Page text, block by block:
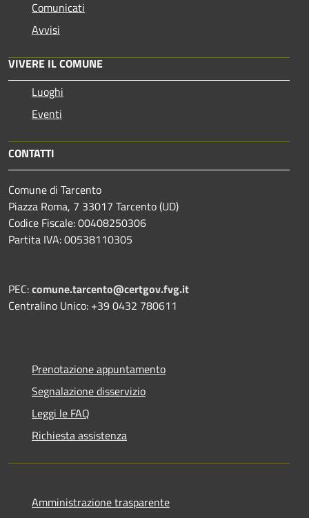
Comunicati
Avvisi
VIVERE IL COMUNE
Luoghi
Eventi
CONTATTI
Comune di Tarcento
Piazza Roma, 7 33017 Tarcento (UD)
Codice Fiscale: 00408250306
Partita IVA: 00538110305
PEC:comune.tarcento@certgov.fvg.it
Centralino Unico: +39 0432 780611
Prenotazione appuntamento
Segnalazione disservizio
Leggi le FAQ
Richiesta assistenza
Amministrazione trasparente